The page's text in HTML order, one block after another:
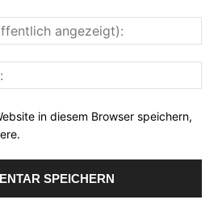
in diesem Browser speichern,